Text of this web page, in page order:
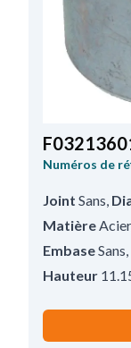
Numéros de
Joint Sans
Matière Acier
EmbaseSans
Hauteur